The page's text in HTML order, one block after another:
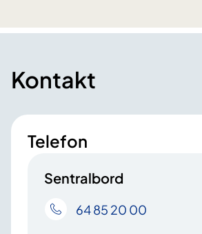
Kontakt
Telefon
Sentralbord
64 85 20 00